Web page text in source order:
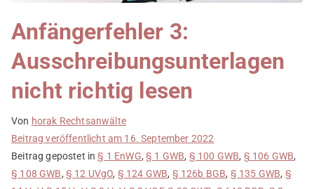
Anfängerfehler 3:
Ausschreibungsunterlagen
nicht richtig lesen
Von horak Rechtsanwälte
Beitrag veröffentlicht am 16. September 2022
Beitrag gepostet in§ 1 EnWG,§ 1 GWB, § 100 GWB, § 106 GWB,
§ 108 GWB, § 12 UVgO, § 124 GWB, § 126b BGB, § 135 GWB, §